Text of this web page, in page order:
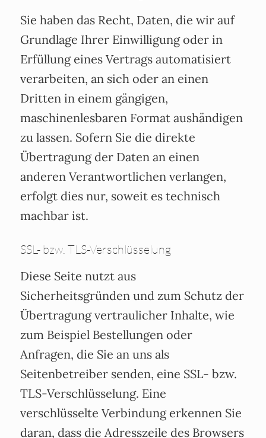
Sie haben das Recht, Daten, die wir auf
Grundlage Ihrer Einwilligung oder in
Erfüllung eines Vertrags automatisiert
verarbeiten, an sich oder an einen
Dritten in einem gängigen,
maschinenlesbaren Format aushändigen
zu lassen. Sofern Sie die direkte
Übertragung der Daten an einen
anderen Verantwortlichen verlangen,
erfolgt dies nur, soweit es technisch
machbar ist.
SSL- bzw. TLS-Verschlüsselung
Diese Seite nutzt aus
Sicherheitsgründen und zum Schutz der
Übertragung vertraulicher Inhalte, wie
zum Beispiel Bestellungen oder
Anfragen, die Sie an uns als
Seitenbetreiber senden, eine SSL- bzw.
TLS-Verschlüsselung. Eine
verschlüsselte Verbindung erkennen Sie
daran, dass die Adresszeile des Browsers